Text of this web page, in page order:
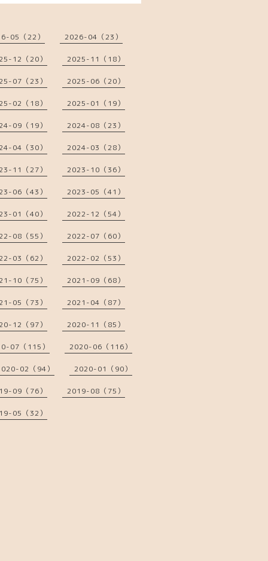
05（22） 2026-04（23）
12（20） 2025-11（18）
07（23） 2025-06（20）
02（18） 2025-01（19）
09（19） 2024-08（23）
04（30） 2024-03（28）
11（27） 2023-10（36）
06（43） 2023-05（41）
01（40） 2022-12（54）
08（55） 2022-07（60）
03（62） 2022-02（53）
10（75） 2021-09（68）
05（73） 2021-04（87）
12（97） 2020-11（85）
07（115） 2020-06（116）
02（94） 2020-01（90）
09（76） 2019-08（75）
05（32）